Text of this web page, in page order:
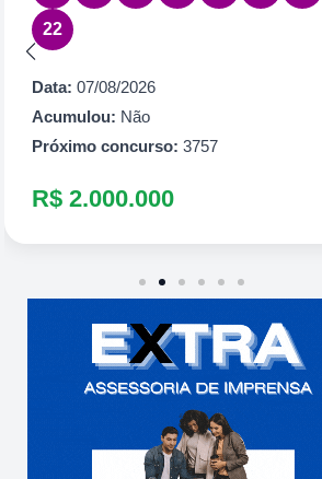
22
Data: 07/08/2026
Acumulou: Não
Próximo concurso: 3757
R$ 2.000.000